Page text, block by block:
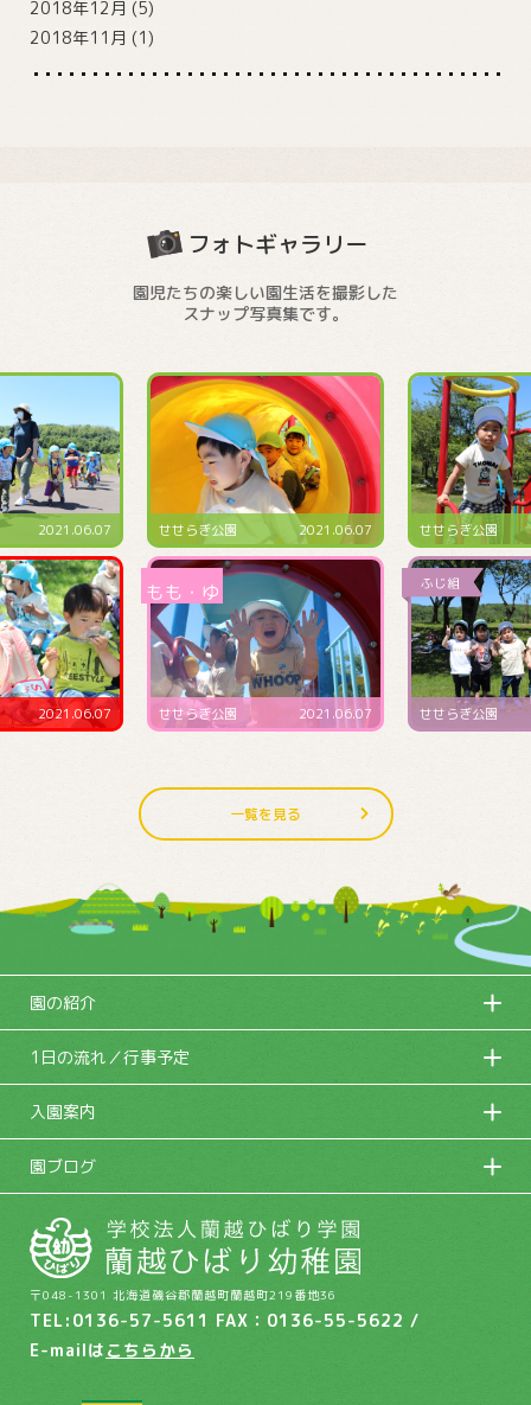
2018年12月 (5)
2018年11月 (1)
フォトギャラリー
園児たちの楽しい園生活を撮影した
スナップ写真集です。
2021.06.07
2021.06.07
せせらぎ公園 2021.06.07
せせらぎ公園 2021.06.07
預かり保育にて
4･5･6月生まれ誕
一覧を見る
園の紹介
1日の流れ／行事予定
入園案内
園ブログ
〒048-1301 北海道磯谷郡蘭越町蘭越町219番地36
TEL:0136-57-5611 FAX：0136-55-5622 /
E-mailは こちらから